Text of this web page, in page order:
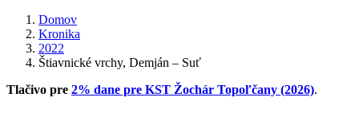
Domov
Kronika
2022
Štiavnické vrchy, Demján – Suť
Tlačivo pre 2% dane pre KST Žochár Topoľčany (2026).